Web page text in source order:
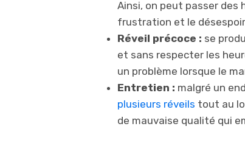
Ainsi, on peut passer des
frustration et le
Réveil précoce : se
et sans respecter les
un problème lorsque le
Entretien : malgré un
plusieurs réveils tout au
de mauvaise qualité qui